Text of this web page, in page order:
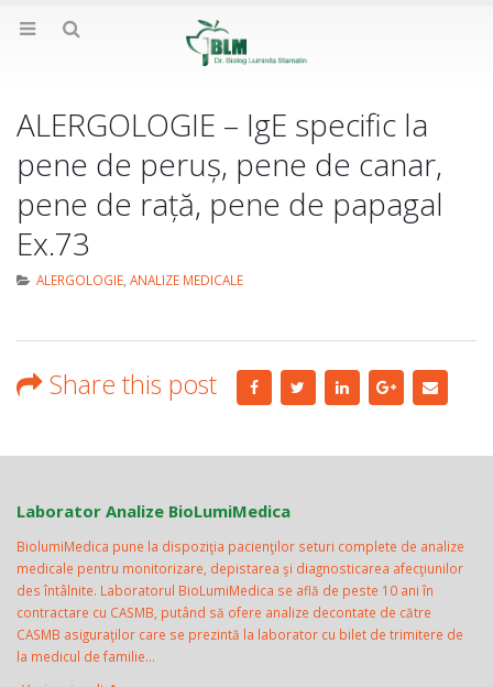
ALERGOLOGIE – IgE specific la
pene de peruș, pene de canar,
pene de rață, pene de papagal
Ex.73
ALERGOLOGIE, ANALIZE MEDICALE
Share this post
Laborator Analize BioLumiMedica
BiolumiMedica pune la dispoziţia pacienţilor seturi complete de analize
medicale pentru monitorizare, depistarea şi diagnosticarea afecţiunilor
des întâlnite. Laboratorul BioLumiMedica se află de peste 10 ani în
contractare cu CASMB, putând să ofere analize decontate de către
CASMB asiguraţilor care se prezintă la laborator cu bilet de trimitere de
la medicul de familie...